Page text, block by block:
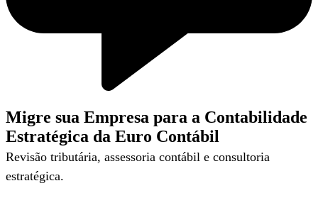
Migre sua Empresa para a Contabilidade
Estratégica da Euro Contábil
Revisão tributária, assessoria contábil e consultoria
estratégica.